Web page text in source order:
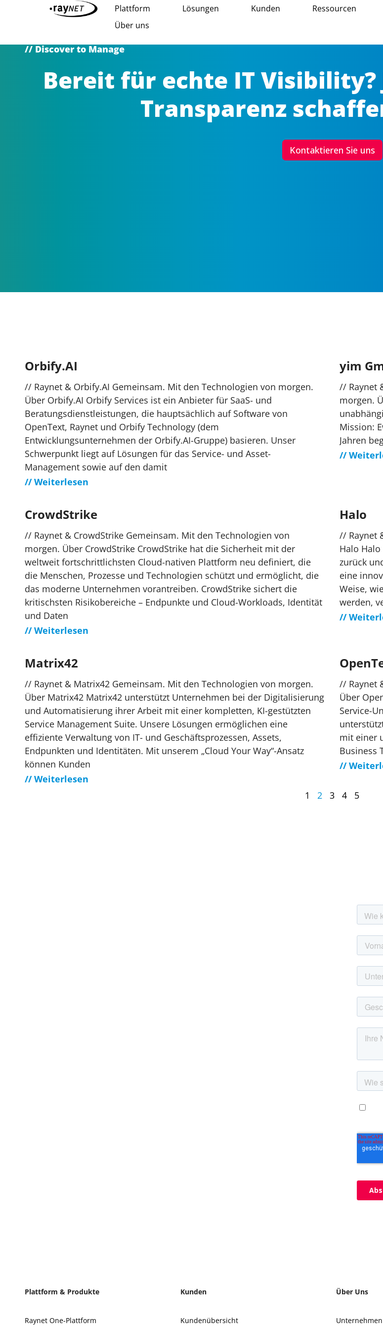
Plattform Lösungen Kunden
Ressourcen
Über uns
// Discover to Manage
Bereit für echte IT Visibility?
Transparenz
Kontaktieren Sie uns
Orbify.AI
// Raynet & Orbify.AI Gemeinsam. Mit den Technologien von morgen.
Über Orbify.AI Orbify Services ist ein Anbieter für SaaS- und
Beratungsdienstleistungen, die hauptsächlich auf Software von
OpenText, Raynet und Orbify Technology (dem
Entwicklungsunternehmen der Orbify.AI-Gruppe) basieren. Unser
Schwerpunkt liegt auf Lösungen für das Service- und Asset-
Management sowie auf den damit
// Weiterlesen
yim
// Raynet
morgen.
Mission:
Jahren
//
CrowdStrike
// Raynet & CrowdStrike Gemeinsam. Mit den Technologien von
morgen. Über CrowdStrike CrowdStrike hat die Sicherheit mit der
weltweit fortschrittlichsten Cloud-nativen Plattform neu definiert, die
die Menschen, Prozesse und Technologien schützt und ermöglicht, die
das moderne Unternehmen vorantreiben. CrowdStrike sichert die
kritischsten Risikobereiche – Endpunkte und Cloud-Workloads, Identität
und Daten
// Weiterlesen
Halo
// Raynet
Halo
zurück
eine
Weise,
werden,
//
Matrix42
// Raynet & Matrix42 Gemeinsam. Mit den Technologien von morgen.
Über Matrix42 Matrix42 unterstützt Unternehmen bei der Digitalisierung
und Automatisierung ihrer Arbeit mit einer kompletten, KI-gestützten
Service Management Suite. Unsere Lösungen ermöglichen eine
effiziente Verwaltung von IT- und Geschäftsprozessen, Assets,
Endpunkten und Identitäten. Mit unserem „Cloud Your Way“-Ansatz
können Kunden
// Weiterlesen
// Raynet
Über
Service-
mit einer
Business
//
1 2 3 4 5
Plattform & Produkte
Raynet One-Plattform
Kunden
Kundenübersicht
Über Uns
Unternehmen